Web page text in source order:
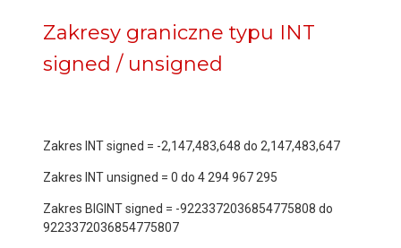
Zakresy graniczne typu INT
signed / unsigned
Zakres INT signed = -2,147,483,648 do 2,147,483,647
Zakres INT unsigned = 0 do 4 294 967 295
Zakres BIGINT signed = -9223372036854775808 do
9223372036854775807